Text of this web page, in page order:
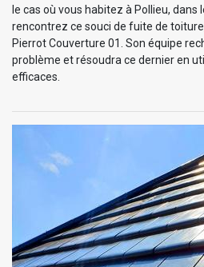
le cas où vous habitez à Pollieu, dans
rencontrez ce souci de fuite de
Pierrot Couverture 01. Son équipe
problème et résoudra ce dernier en
efficaces.